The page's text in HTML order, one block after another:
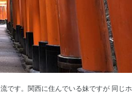
です。関西に住んでいる妹ですが 同じホ